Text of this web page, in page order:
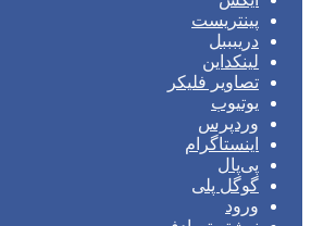
پینتریست
دریبببل
لینکداین
تصاویر فلیکر
یوتیوب
وردپرس
اینستاگرام
پی‌پال
گوگل پلی
ورود